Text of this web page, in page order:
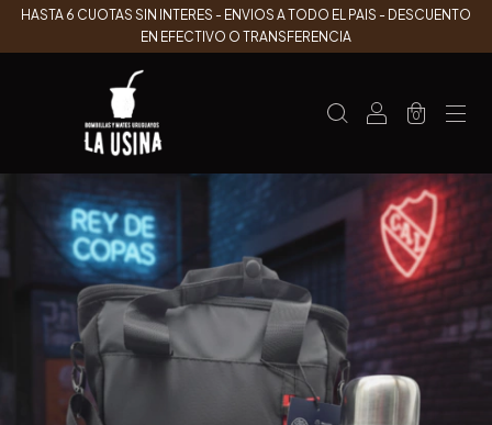
HASTA 6 CUOTAS SIN INTERES - ENVIOS A TODO EL PAIS - DESCUENTO
EN EFECTIVO O TRANSFERENCIA
0